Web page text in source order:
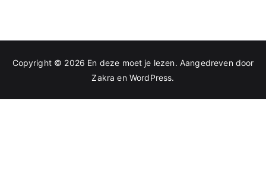
Copyright © 2026 En deze moet je lezen. Aangedreven door
Zakra en WordPress.